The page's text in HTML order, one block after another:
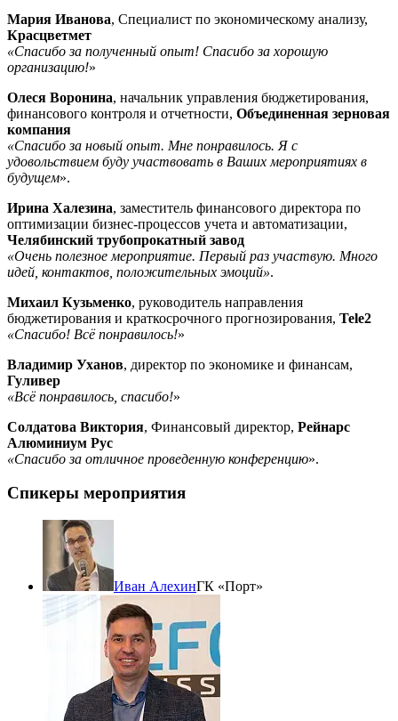
Мария Иванова, Специалист по экономическому анализу,
Красцветмет
«Спасибо за полученный опыт! Спасибо за хорошую
организацию!»
Олеся Воронина, начальник управления бюджетирования,
финансового контроля и отчетности, Объединенная зерновая
компания
«Спасибо за новый опыт. Мне понравилось. Я с
удовольствием буду участвовать в Ваших мероприятиях в
будущем».
Ирина Халезина, заместитель финансового директора по
оптимизации бизнес-процессов учета и автоматизации,
Челябинский трубопрокатный завод
«Очень полезное мероприятие. Первый раз участвую. Много
идей, контактов, положительных эмоций».
Михаил Кузьменко, руководитель направления
бюджетирования и краткосрочного прогнозирования, Tele2
«Спасибо! Всё понравилось!»
Владимир Уханов, директор по экономике и финансам,
Гуливер
«Всё понравилось, спасибо!»
Солдатова Виктория, Финансовый директор, Рейнарс
Алюминиум Рус
«Спасибо за отличное проведенную конференцию».
Спикеры мероприятия
Иван АлехинГК «Порт»